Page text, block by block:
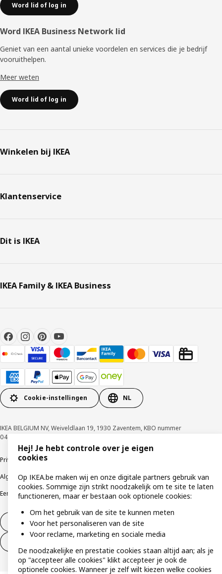
Word lid of log in
Word IKEA Business Network lid
Geniet van een aantal unieke voordelen en services die je bedrijf
vooruithelpen. ​
Meer weten
Word lid of log in
Winkelen bij IKEA
Klantenservice
Dit is IKEA
IKEA Family & IKEA Business
Cookie-instellingen NL
IKEA BELGIUM NV, Weiveldlaan 19, 1930 Zaventem, KBO nummer
0425.258.688 © Inter IKEA Systems B.V. 1999-2026
PrivacybeleidCookiebeleid
Algemene contractvoorwaardenResponsible Disclosure Program
Een etische bezorgdheid uitenKlachten
Herroeping van contract
Herroeping van contract (services)
Hej! Je hebt controle over je eigen
cookies
Op IKEA.be maken wij en onze digitale partners gebruik van
cookies. Sommige zijn strikt noodzakelijk om te site te laten
functioneren, maar er bestaan ook optionele cookies:
Om het gebruik van de site te kunnen meten
Voor het personaliseren van de site
Voor reclame, marketing en sociale media
De noodzakelijke en prestatie cookies staan altijd aan; als je
op "accepteer alle cookies" klikt accepteer je ook de
optionele cookies. Wanneer je zelf wilt kiezen welke cookies